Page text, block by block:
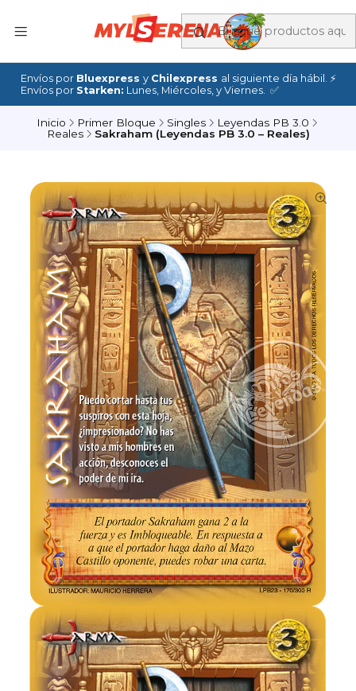
Envíos por Bluexpress y Chilexpress al siguiente día hábil. ⚡
Envíos por Starken: Lunes, Miércoles, y Viernes. ✅
Inicio Primer Bloque Singles
Leyendas PB 3.0
Reales
Sakraham (Leyendas PB 3.0 – Reales)